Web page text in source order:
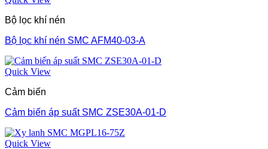
Bộ lọc khí nén
Bộ lọc khí nén SMC AFM40-03-A
Quick View
Cảm biến
Cảm biến áp suất SMC ZSE30A-01-D
Quick View